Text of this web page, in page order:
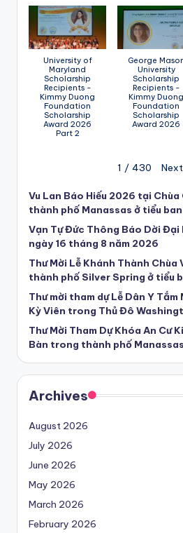
University of
Maryland
Scholarship
Recipients -
Kimmy Duong
Foundation
Scholarship
Award 2026
Part 2
George
University
Scholarship
Recipients -
Kimmy Duong
Foundation
Scholarship
Award 2026
1 / 430 Next
Vu Lan Báo Hiếu 2026 tại
thành phố Manassas ở tiểu
Vạn Tự Đức Thông Báo Dời Đại
ngày 16 tháng 8 năm 2026
Thư Mời Lễ Khánh Thành Chùa
thành phố Silver Spring ở tiểu
Thư mời tham dự Lễ Dân Y
Kỳ Viên trong Thủ Đô
Thư Mời Tham Dự Khóa An Cư
Bàn trong thành phố
Archives
August 2026
July 2026
June 2026
May 2026
March 2026
February 2026